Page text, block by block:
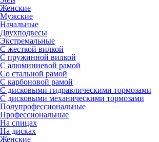
Женские
Мужские
Начальные
Двухподвесы
Экстремальные
С жесткой вилкой
С пружинной вилкой
С алюминиевой рамой
Со стальной рамой
С карбоновой рамой
С дисковыми гидравлическими тормозами
С дисковыми механическими тормозами
Полупрофессиональные
Профессиональные
На спицах
На дисках
Женские